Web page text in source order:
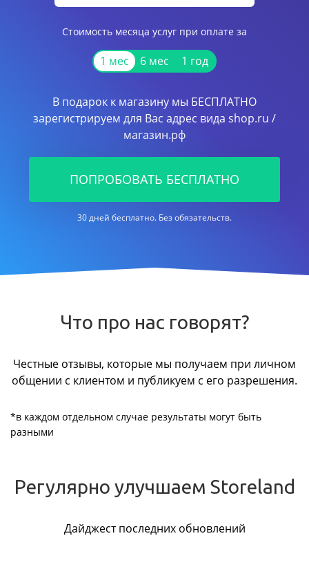
Стоимость месяца услуг при оплате за
1 мес 6 мес 1 год
В подарок к магазину мы БЕСПЛАТНО
зарегистрируем для Вас адрес вида shop.ru /
магазин.рф
ПОПРОБОВАТЬ БЕСПЛАТНО
30 дней бесплатно. Без обязательств.
Что про нас говорят?
Честные отзывы, которые мы получаем при личном
общении с клиентом и публикуем с его разрешения.
*в каждом отдельном случае результаты могут быть
разными
Регулярно улучшаем Storeland
Дайджест последних обновлений